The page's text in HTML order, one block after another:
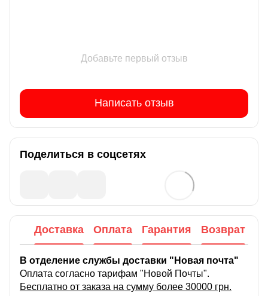
Добавьте первый отзыв
Написать отзыв
Поделиться в соцсетях
Доставка Оплата Гарантия Возврат
В отделение службы доставки "Новая почта"
Оплата согласно тарифам "Новой Почты".
Бесплатно от заказа на сумму более 30000 грн.